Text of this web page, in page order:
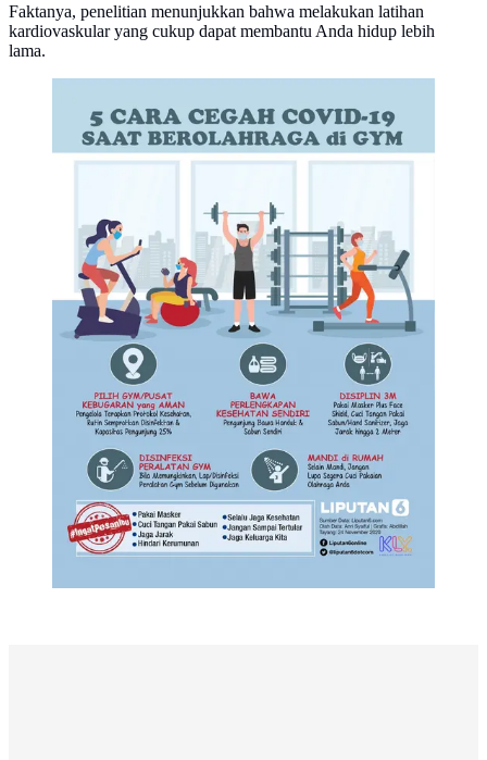
Faktanya, penelitian menunjukkan bahwa melakukan latihan
kardiovaskular yang cukup dapat membantu Anda hidup lebih
lama.
Gym. (Liputan6.com/Abdillah)